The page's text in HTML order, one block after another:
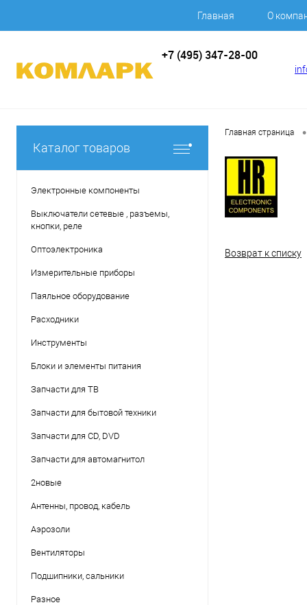
Главная О
+7 (495) 347-28-00
Каталог товаров
Электронные компоненты
Выключатели сетевые , разъемы,
кнопки, реле
Оптоэлектроника
Измерительные приборы
Паяльное оборудование
Расходники
Инструменты
Блоки и элементы питания
Запчасти для ТВ
Запчасти для бытовой техники
Запчасти для CD, DVD
Запчасти для автомагнитол
2новые
Антенны, провод, кабель
Аэрозоли
Вентиляторы
Подшипники, сальники
Разное
Главная страница •
Возврат к списку